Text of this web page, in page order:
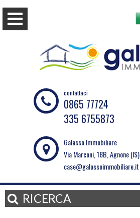
contattaci
0865 77724
335 6755873
Galasso Immobiliare
Via Marconi, 18B, Agnone (IS)
case@galassoimmobiliare.it
RICERCA